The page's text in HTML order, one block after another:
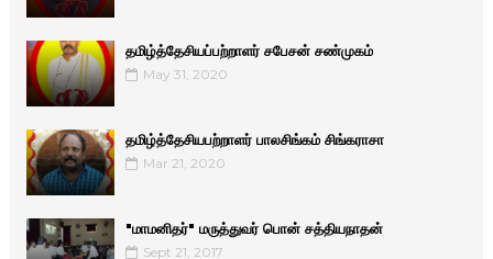
தமிழ்த்தேசியப்பற்றாளர் சபேசன் சண்முகம்
May 31, 2020
தமிழ்த்தேசியபற்றாளர் பாலசிங்கம் சிங்கராசா
Mar 21, 2020
"மாமனிதர்" மருத்துவர் பொன் சத்தியநாதன்
Sept 21, 2017